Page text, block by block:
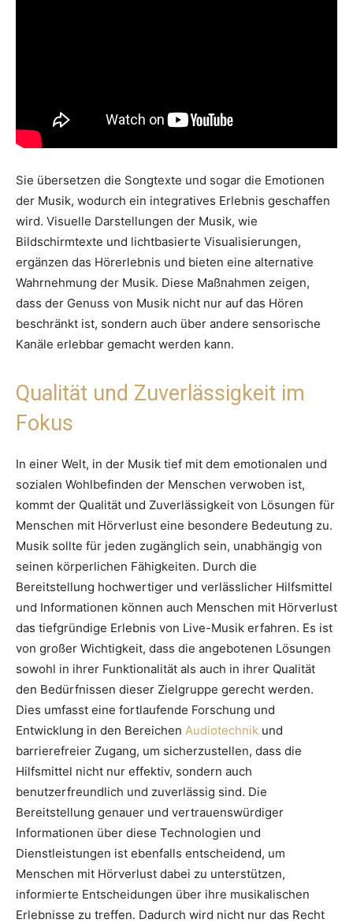
Sie übersetzen die Songtexte und sogar die Emotionen
der Musik, wodurch ein integratives Erlebnis geschaffen
wird. Visuelle Darstellungen der Musik, wie
Bildschirmtexte und lichtbasierte Visualisierungen,
ergänzen das Hörerlebnis und bieten eine alternative
Wahrnehmung der Musik. Diese Maßnahmen zeigen,
dass der Genuss von Musik nicht nur auf das Hören
beschränkt ist, sondern auch über andere sensorische
Kanäle erlebbar gemacht werden kann.
Qualität und Zuverlässigkeit im
Fokus
In einer Welt, in der Musik tief mit dem emotionalen und
sozialen Wohlbefinden der Menschen verwoben ist,
kommt der Qualität und Zuverlässigkeit von Lösungen für
Menschen mit Hörverlust eine besondere Bedeutung zu.
Musik sollte für jeden zugänglich sein, unabhängig von
seinen körperlichen Fähigkeiten. Durch die
Bereitstellung hochwertiger und verlässlicher Hilfsmittel
und Informationen können auch Menschen mit Hörverlust
das tiefgründige Erlebnis von Live-Musik erfahren. Es ist
von großer Wichtigkeit, dass die angebotenen Lösungen
sowohl in ihrer Funktionalität als auch in ihrer Qualität
den Bedürfnissen dieser Zielgruppe gerecht werden.
Dies umfasst eine fortlaufende Forschung und
Entwicklung in den Bereichen Audiotechnik und
barrierefreier Zugang, um sicherzustellen, dass die
Hilfsmittel nicht nur effektiv, sondern auch
benutzerfreundlich und zuverlässig sind. Die
Bereitstellung genauer und vertrauenswürdiger
Informationen über diese Technologien und
Dienstleistungen ist ebenfalls entscheidend, um
Menschen mit Hörverlust dabei zu unterstützen,
informierte Entscheidungen über ihre musikalischen
Erlebnisse zu treffen. Dadurch wird nicht nur das Recht